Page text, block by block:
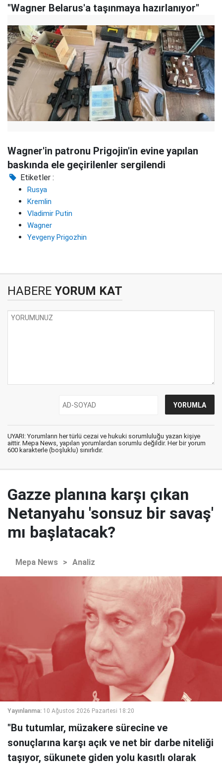
"Wagner Belarus'a taşınmaya hazırlanıyor"
Wagner'in patronu Prigojin'in evine yapılan
baskında ele geçirilenler sergilendi
Etiketler :
Rusya
Kremlin
Vladimir Putin
Wagner
Yevgeny Prigozhin
HABERE YORUM KAT
UYARI: Yorumların her türlü cezai ve hukuki sorumluluğu yazan kişiye
aittir. Mepa News, yapılan yorumlardan sorumlu değildir. Her bir yorum
600 karakterle (boşluklu) sınırlıdır.
Gazze planına karşı çıkan
Netanyahu 'sonsuz bir savaş'
mı başlatacak?
Mepa News > Analiz
Yayınlanma: 10 Ağustos 2026 Pazartesi 18:20
"Bu tutumlar, müzakere sürecine ve
sonuçlarına karşı açık ve net bir darbe niteliği
taşıyor, sükunete giden yolu kasıtlı olarak